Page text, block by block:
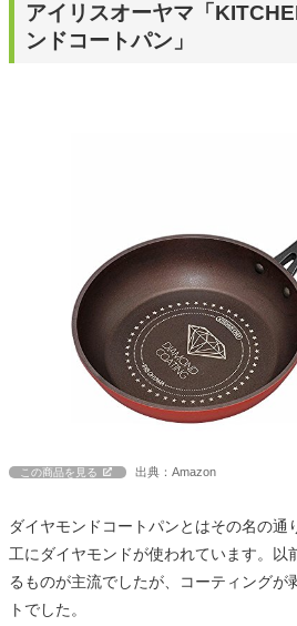
アイリスオーヤマ「
ンドコートパン」
この商品を見る 出典：Amazon
ダイヤモンドコートパンとはその名の通
工にダイヤモンドが使われています。以
るものが主流でしたが、コーティングが
トでした。